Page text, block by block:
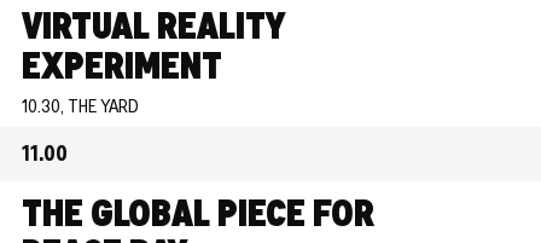
VIRTUAL REALITY
EXPERIMENT
10.30, THE YARD
11.00
THE GLOBAL PIECE FOR